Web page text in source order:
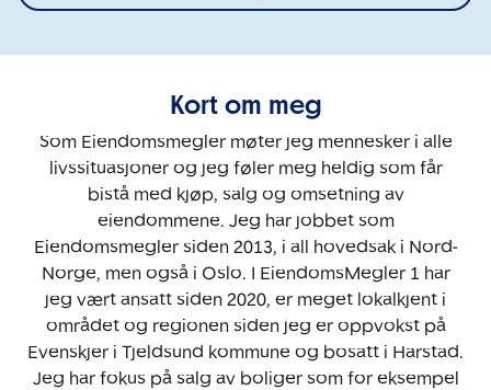
Kort om meg
Som Eiendomsmegler møter jeg mennesker i alle
livssituasjoner og jeg føler meg heldig som får
bistå med kjøp, salg og omsetning av
eiendommene. Jeg har jobbet som
Eiendomsmegler siden 2013, i all hovedsak i Nord-
Norge, men også i Oslo. I EiendomsMegler 1 har
jeg vært ansatt siden 2020, er meget lokalkjent i
området og regionen siden jeg er oppvokst på
Evenskjer i Tjeldsund kommune og bosatt i Harstad.
Jeg har fokus på salg av boliger som for eksempel